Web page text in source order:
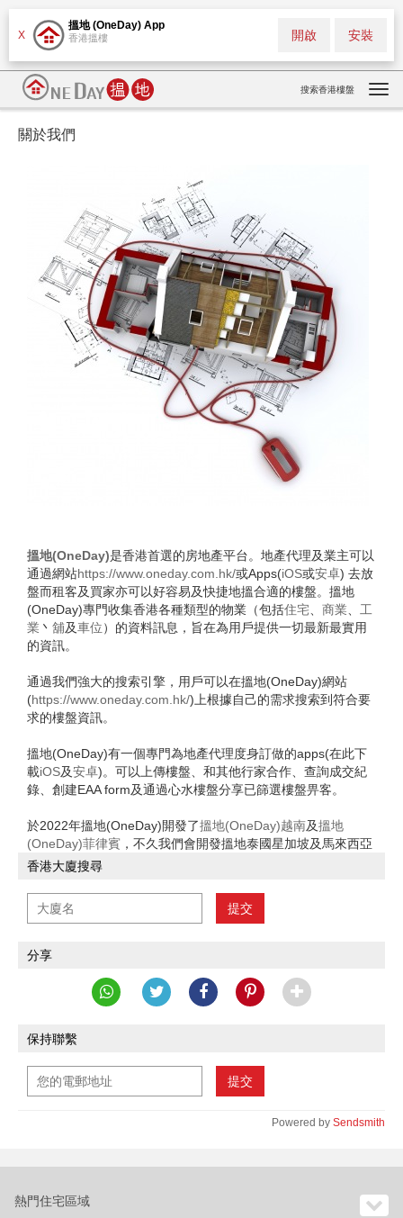
X
搵地 (OneDay) App
香港搵樓 安裝
開啟
搜索香港樓盤
關於我們
搵地(OneDay)是香港首選的房地產平台。地產代理及業主可以
通過網站https://www.oneday.com.hk/或Apps(iOS或安卓) 去放
盤而租客及買家亦可以好容易及快捷地搵合適的樓盤。搵地
(OneDay)專門收集香港各種類型的物業（包括住宅 商業
工
業 丶 舖及車位）的資料訊息，旨在為用戶提供一切最新最實用
的資訊。
通過我們強大的搜索引擎，用戶可以在搵地(OneDay)網站
(https://www.oneday.com.hk/)上根據自己的需求搜索到符合要
求的樓盤資訊。
搵地(OneDay)有一個專門為地產代理度身訂做的apps(在此下
載iOS及安卓)。可以上傳樓盤、和其他行家合作、查詢成交紀
錄、創建EAA form及通過心水樓盤分享已篩選樓盤畀客。
於2022年搵地(OneDay)開發了搵地(OneDay)越南及搵地
(OneDay)菲律賓 ，不久我們會開發搵地泰國星加坡及馬來西亞
香港大廈搜尋
提交
分享
保持聯繫
提交
Powered by Sendsmith
熱門住宅區域